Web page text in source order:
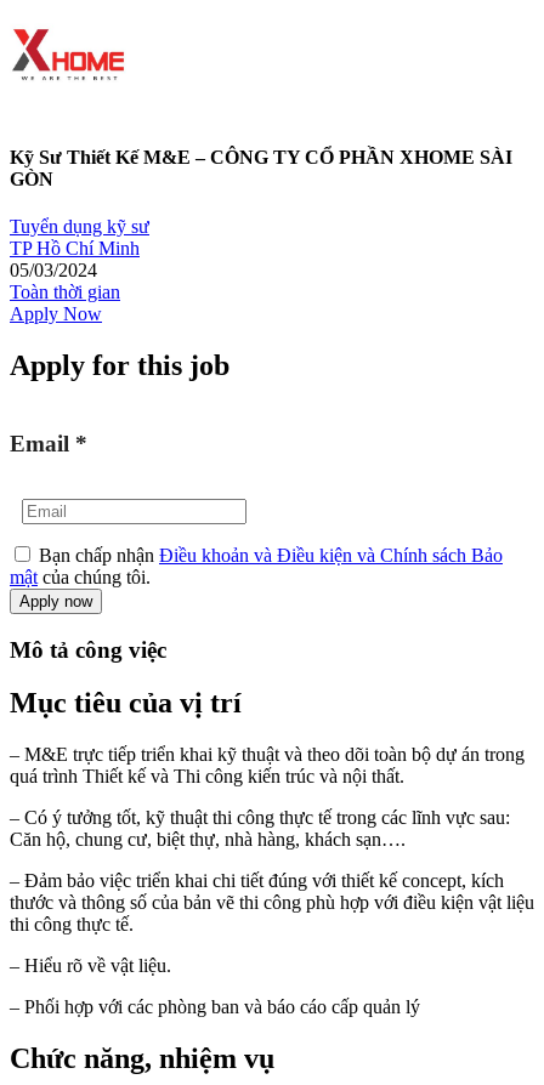
Kỹ Sư Thiết Kế M&E – CÔNG TY CỔ PHẦN XHOME SÀI
GÒN
Tuyển dụng kỹ sư
TP Hồ Chí Minh
05/03/2024
Toàn thời gian
Apply Now
Apply for this job
Email *
Bạn chấp nhận Điều khoản và Điều kiện và Chính sách Bảo
mật của chúng tôi.
Mô tả công việc
Mục tiêu của vị trí
– M&E trực tiếp triển khai kỹ thuật và theo dõi toàn bộ dự án trong
quá trình Thiết kế và Thi công kiến trúc và nội thất.
– Có ý tưởng tốt, kỹ thuật thi công thực tế trong các lĩnh vực sau:
Căn hộ, chung cư, biệt thự, nhà hàng, khách sạn….
– Đảm bảo việc triển khai chi tiết đúng với thiết kế concept, kích
thước và thông số của bản vẽ thi công phù hợp với điều kiện vật liệu
thi công thực tế.
– Hiểu rõ về vật liệu.
– Phối hợp với các phòng ban và báo cáo cấp quản lý
Chức năng, nhiệm vụ